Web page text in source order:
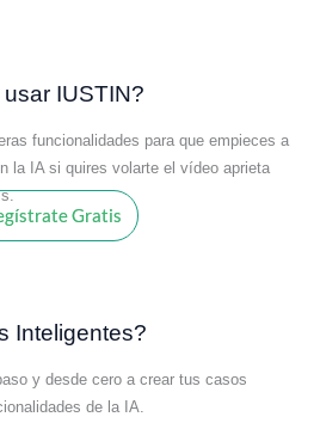
IUSTIN?
funcionalidades para que empieces a
la IA si quires volarte el vídeo aprieta
Gratis
Inteligentes?
y desde cero a crear tus casos
de la IA.